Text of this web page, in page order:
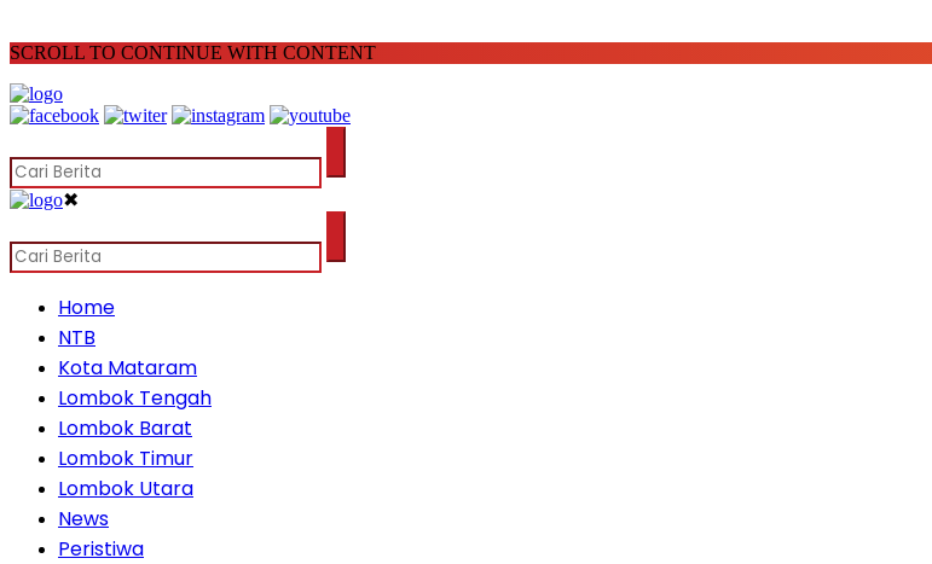
SCROLL TO CONTINUE WITH CONTENT
✖
Home
NTB
Kota Mataram
Lombok Tengah
Lombok Barat
Lombok Timur
Lombok Utara
News
Peristiwa